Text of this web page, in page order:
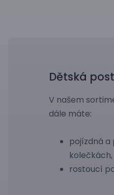
Dětská
V našem
dále máte:
pojízdná
rostoucí